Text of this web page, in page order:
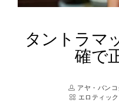
タントラマ
確で
アヤ・バンコ
エロティッ